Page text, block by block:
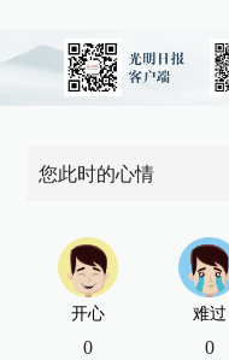
您此时的心情
开心
0
难过
0